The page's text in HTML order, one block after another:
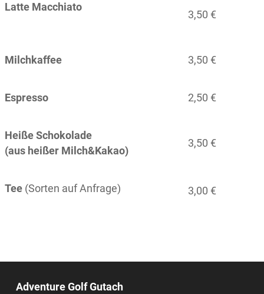
Latte Macchiato
3,50 €
Milchkaffee 3,50 €
Espresso 2,50 €
Heiße Schokolade
(aus heißer Milch&Kakao)
3,50 €
Tee (Sorten auf Anfrage) 3,00 €
Adventure Golf Gutach